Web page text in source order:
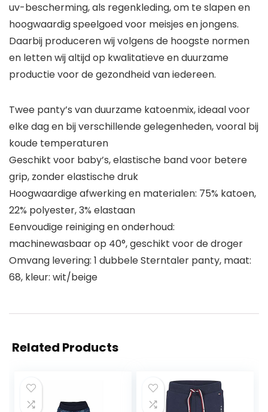
uv-bescherming, als regenkleding, om te slapen en
hoogwaardig speelgoed voor meisjes en jongens.
Daarbij produceren wij volgens de hoogste normen
en letten wij altijd op kwalitatieve en duurzame
productie voor de gezondheid van iedereen.
Twee panty’s van duurzame katoenmix, ideaal voor
elke dag en bij verschillende gelegenheden, vooral bij
koude temperaturen
Geschikt voor baby’s, elastische band voor betere
grip, zonder elastische druk
Hoogwaardige afwerking en materialen: 75% katoen,
22% polyester, 3% elastaan
Eenvoudige reiniging en onderhoud:
machinewasbaar op 40°, geschikt voor de droger
Omvang levering: 1 dubbele Sterntaler panty, maat:
68, kleur: wit/beige
Related Products